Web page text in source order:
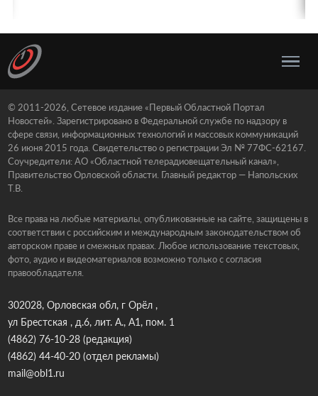
© 2011-2026, Сетевое издание «Первый Областной Портал
Новостей». Зарегистрировано в Федеральной службе по надзору в
сфере связи, информационных технологий и массовых коммуникаций
26 июня 2015 года. Свидетельство о регистрации Эл № 77ФС-62167.
Соучредители: АО «Областной телерадиовещательный канал»,
Правительство Орловской области. Главный редактор — Напольских
Т.В.
Все права на любые материалы, опубликованные на сайте, защищены в
соответствии с российским и международным законодательством об
авторском праве и смежных правах. Любое использование текстовых,
фото, аудио и видеоматериалов возможно только с согласия
правообладателя.
302028, Орловская обл, г Орёл ,
ул Брестская , д.6, лит. А., А1, пом. 1
(4862) 76-10-28(редакция)
(4862) 44-40-20(отдел рекламы)
mail@obl1.ru